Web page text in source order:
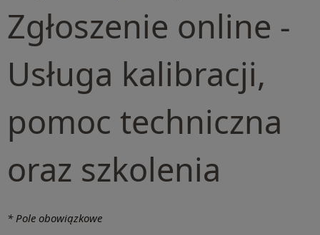
Zgłoszenie online -
Usługa kalibracji,
pomoc techniczna
oraz szkolenia
* Pole obowiązkowe